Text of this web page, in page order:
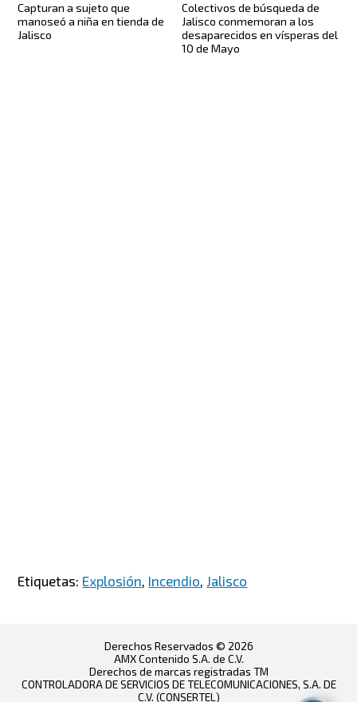
Capturan a sujeto que
manoseó a niña en tienda de
Jalisco
Colectivos de búsqueda de
Jalisco conmemoran a los
desaparecidos en vísperas del
10 de Mayo
Etiquetas: Explosión, Incendio, Jalisco
Derechos Reservados © 2026
AMX Contenido S.A. de C.V.
Derechos de marcas registradas TM
CONTROLADORA DE SERVICIOS DE TELECOMUNICACIONES, S.A. DE
C.V. (CONSERTEL)